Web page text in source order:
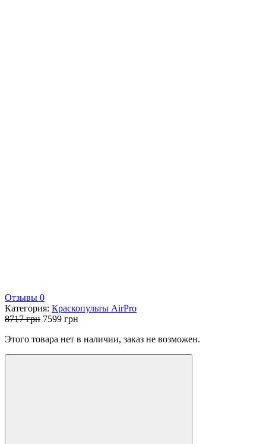
Отзывы 0
Категория: Краскопульты AirPro
8717грн Первоначальная
составляла
7599 грн
7599 грн.
Этого товара нет в наличии, заказ не возможен.